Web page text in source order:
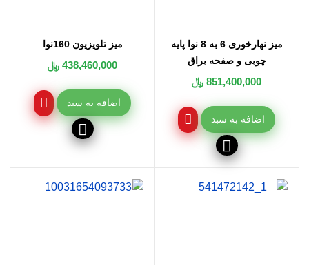
میز نهارخوری 6 به 8 نوا پایه
چوبی و صفحه براق
851,400,000 ﷼
اضافه به سبد
میز تلویزیون 160نوا
438,460,000 ﷼
اضافه به سبد